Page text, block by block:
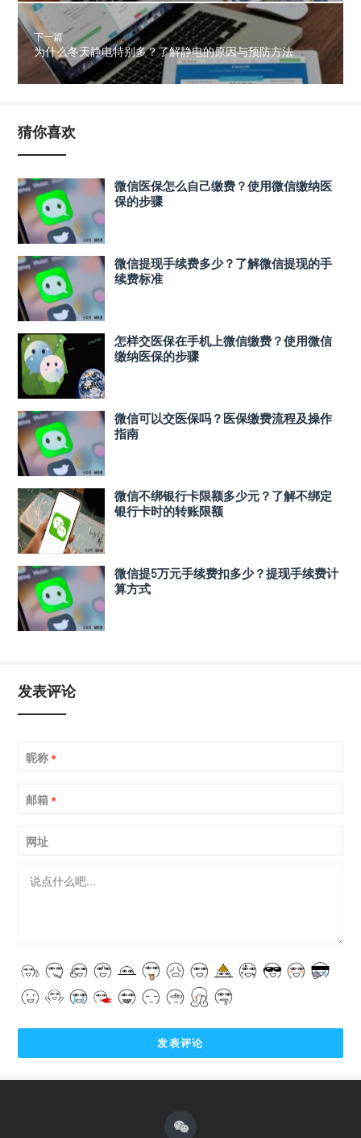
下一篇
为什么冬天静电特别多？了解静电的原因与预防方法
猜你喜欢
微信医保怎么自己缴费？使用微信缴纳医
保的步骤
微信提现手续费多少？了解微信提现的手
续费标准
怎样交医保在手机上微信缴费？使用微信
缴纳医保的步骤
微信可以交医保吗？医保缴费流程及操作
指南
微信不绑银行卡限额多少元？了解不绑定
银行卡时的转账限额
微信提5万元手续费扣多少？提现手续费计
算方式
发表评论
昵称 *
邮箱 *
网址